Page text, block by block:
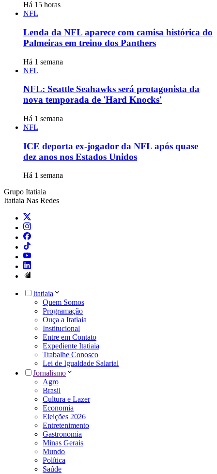
Há 15 horas
NFL
Lenda da NFL aparece com camisa histórica do
Palmeiras em treino dos Panthers
Há 1 semana
NFL
NFL: Seattle Seahawks será protagonista da
nova temporada de 'Hard Knocks'
Há 1 semana
NFL
ICE deporta ex-jogador da NFL após quase
dez anos nos Estados Unidos
Há 1 semana
Grupo Itatiaia
Itatiaia Nas Redes
Itatiaia
Quem Somos
Programação
Ouça a Itatiaia
Institucional
Entre em Contato
Expediente Itatiaia
Trabalhe Conosco
Lei de Igualdade Salarial
Jornalismo
Agro
Brasil
Cultura e Lazer
Economia
Eleições 2026
Entretenimento
Gastronomia
Minas Gerais
Mundo
Política
Saúde